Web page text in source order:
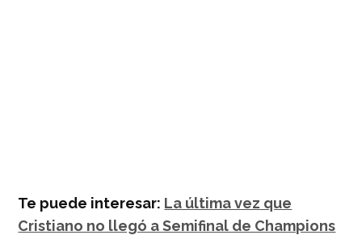
Te puede interesar: La última vez que
Cristiano no llegó a Semifinal de Champions